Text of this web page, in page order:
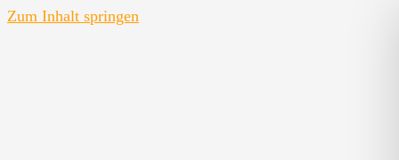
Zum Inhalt springen